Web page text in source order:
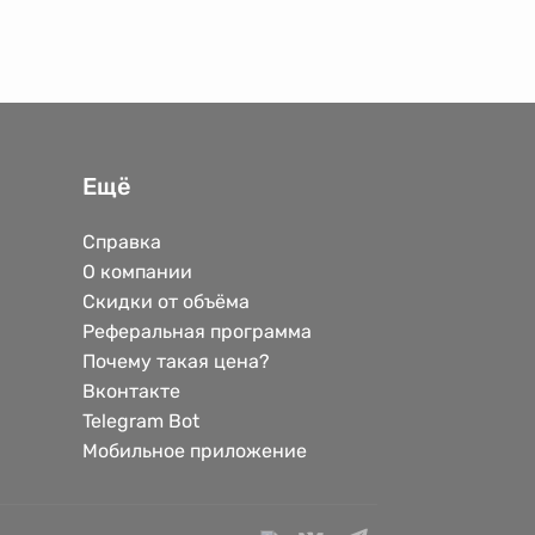
Ещё
Справка
О компании
Скидки от объёма
Реферальная программа
Почему такая цена?
Вконтакте
Telegram Bot
Мобильное приложение